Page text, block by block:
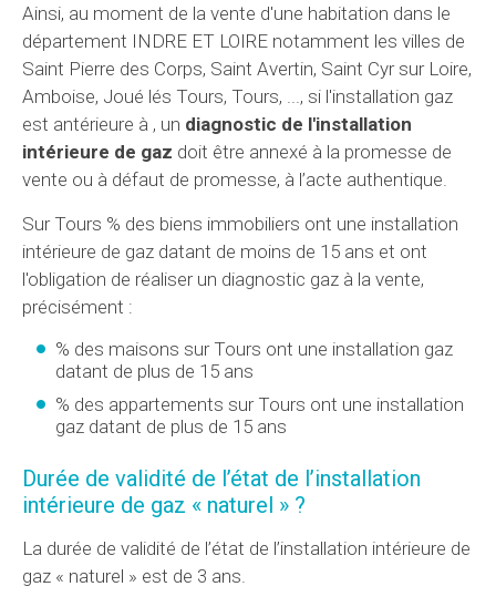
Ainsi, au moment de la vente d'une habitation dans le
département INDRE ET LOIRE notamment les villes de
Saint Pierre des Corps, Saint Avertin, Saint Cyr sur Loire,
Amboise, Joué lés Tours, Tours, ..., si l'installation gaz
est antérieure à , un diagnostic de l'installation
intérieure de gaz doit être annexé à la promesse de
vente ou à défaut de promesse, à l’acte authentique.
Sur Tours % des biens immobiliers ont une installation
intérieure de gaz datant de moins de 15 ans et ont
l'obligation de réaliser un diagnostic gaz à la vente,
précisément :
% des maisons sur Tours ont une installation gaz
datant de plus de 15 ans
% des appartements sur Tours ont une installation
gaz datant de plus de 15 ans
Durée de validité de l’état de l’installation
intérieure de gaz « naturel » ?
La durée de validité de l’état de l’installation intérieure de
gaz « naturel » est de 3 ans.